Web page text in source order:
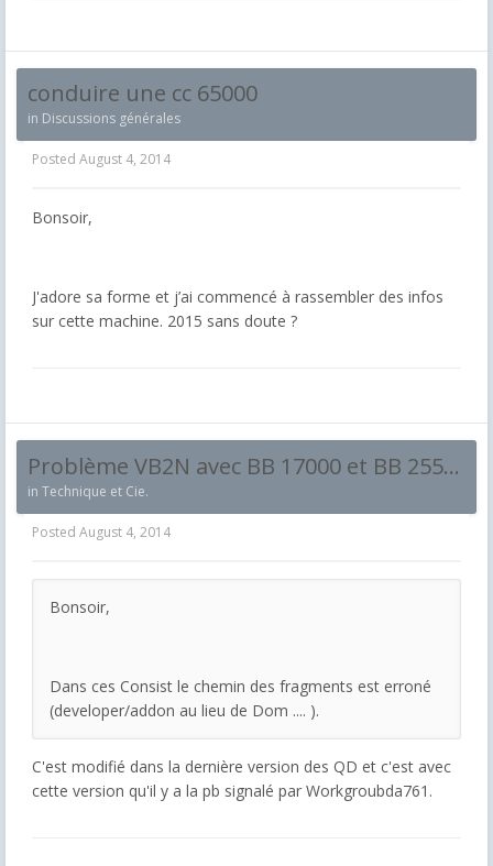
conduire une cc 65000
in Discussions générales
Posted August 4, 2014
Bonsoir,
J'adore sa forme et j’ai commencé à rassembler des infos
sur cette machine. 2015 sans doute ?
Problème VB2N avec BB 17000 et BB 25500
in Technique et Cie.
Posted August 4, 2014
Bonsoir,
Dans ces Consist le chemin des fragments est erroné
(developer/addon au lieu de Dom .... ).
C'est modifié dans la dernière version des QD et c'est avec
cette version qu'il y a la pb signalé par Workgroubda761.